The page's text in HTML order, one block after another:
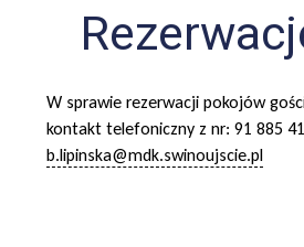
W sprawie rezerwacji pokojów
kontakt telefoniczny z nr: 91 885
b.lipinska@mdk.swinoujscie.pl